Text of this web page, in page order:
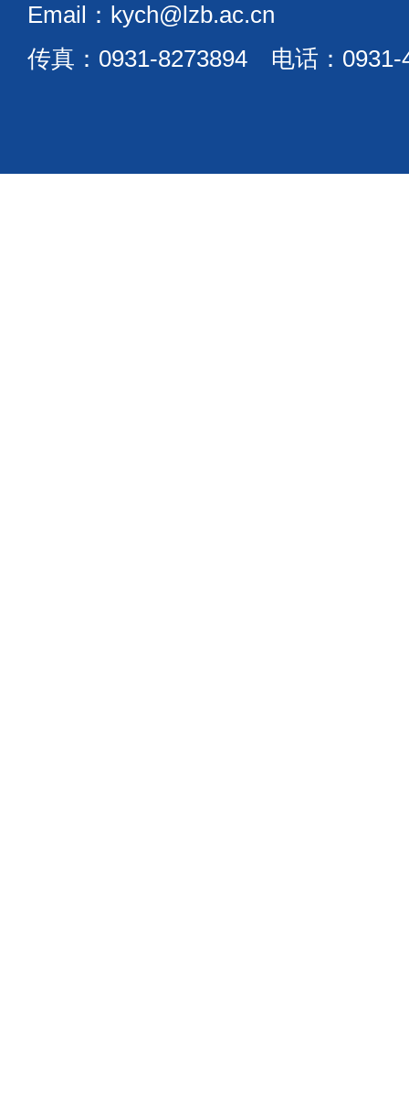
Email：kych@lzb.ac.cn
传真：0931-8273894 电话：0931-